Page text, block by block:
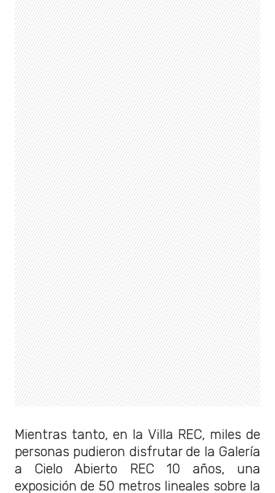
Mientras tanto, en la Villa REC, miles de
personas pudieron disfrutar de la Galería
a Cielo Abierto REC 10 años, una
exposición de 50 metros lineales sobre la